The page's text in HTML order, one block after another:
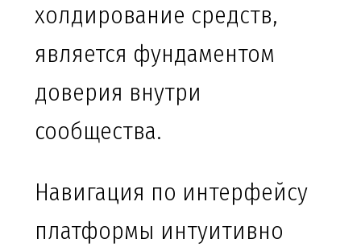
холдирование средств,
является фундаментом
доверия внутри
сообщества.
Навигация по интерфейсу
платформы интуитивно